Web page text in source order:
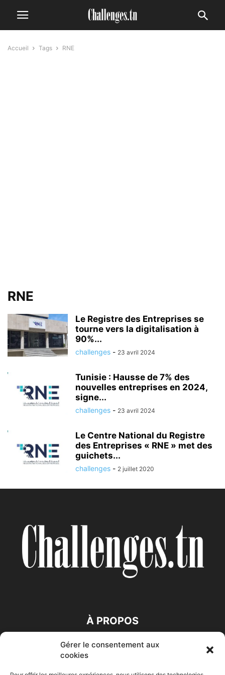
Gérer le consentement aux
cookies
Accueil Tags RNE
RNE
Le Registre des Entreprises se
tourne vers la digitalisation à
90%...
challenges - 23 avril 2024
Tunisie : Hausse de 7% des
nouvelles entreprises en 2024,
signe...
challenges - 23 avril 2024
Le Centre National du Registre
des Entreprises « RNE » met des
guichets...
challenges - 2 juillet 2020
À PROPOS
SUIVEZ NOUS